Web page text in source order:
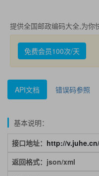
提供全国邮政编码大全,为你
免费会员100次/天
API文档 错误码参照
基本说明：
接口地址： http://
返回格式：json/xml